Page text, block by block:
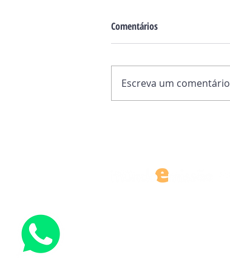
Comentários
Escreva um comentário